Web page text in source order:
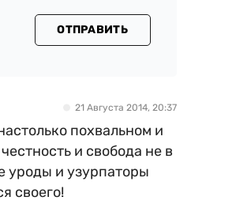
ОТПРАВИТЬ
21 Августа 2014, 20:37
похвальном и
и свобода не в
уроды и узурпаторы
своего!